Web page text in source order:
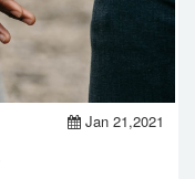
Jan 21,2021